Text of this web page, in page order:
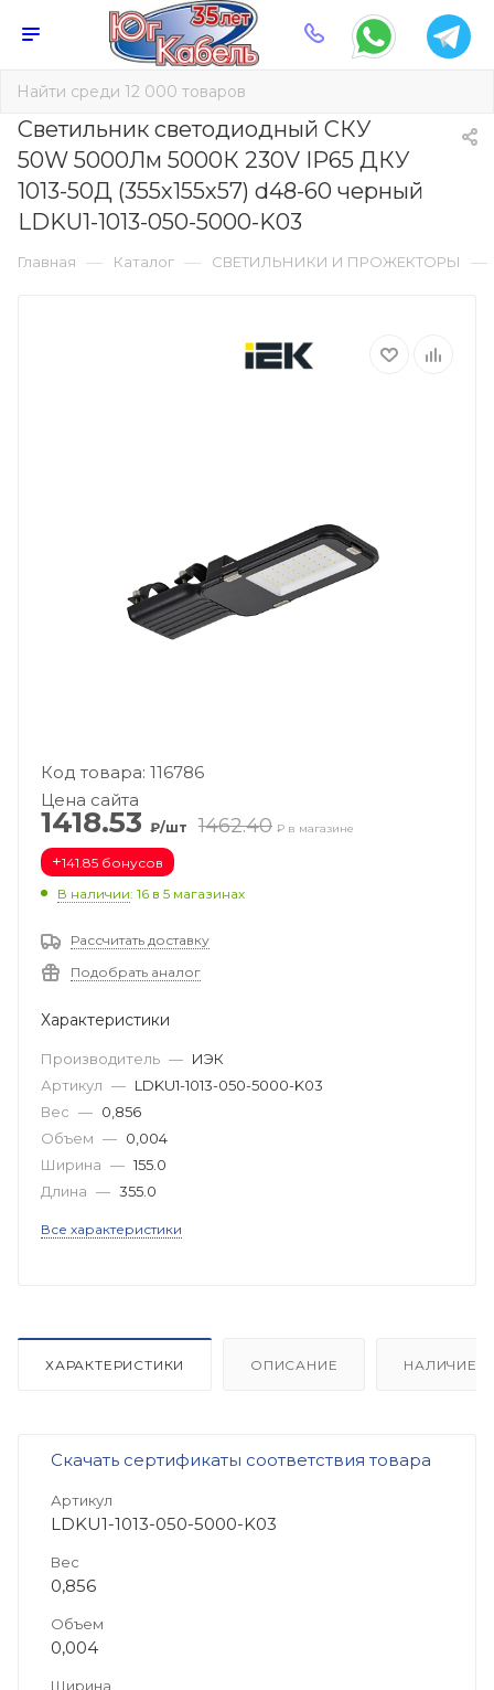
Светильник светодиодный СКУ
50W 5000Лм 5000К 230V IP65 ДКУ
1013-50Д (355х155х57) d48-60 черный
LDKU1-1013-050-5000-K03
Главная — Каталог — СВЕТИЛЬНИКИ И ПРОЖЕКТОРЫ —
Код товара: 116786
Цена сайта
1418.53 ₽/шт 1462.40 ₽ в магазине
+141.85 бонусов
В наличии: 16 в 5 магазинах
Рассчитать доставку
Подобрать аналог
Характеристики
Производитель — ИЭК
Артикул — LDKU1-1013-050-5000-K03
Вес — 0,856
Объем — 0,004
Ширина — 155.0
Длина — 355.0
Все характеристики
ХАРАКТЕРИСТИКИ ОПИСАНИЕ НАЛИЧИЕ
Скачать сертификаты соответствия товара
Артикул
LDKU1-1013-050-5000-K03
Вес
0,856
Объем
0,004
Ширина